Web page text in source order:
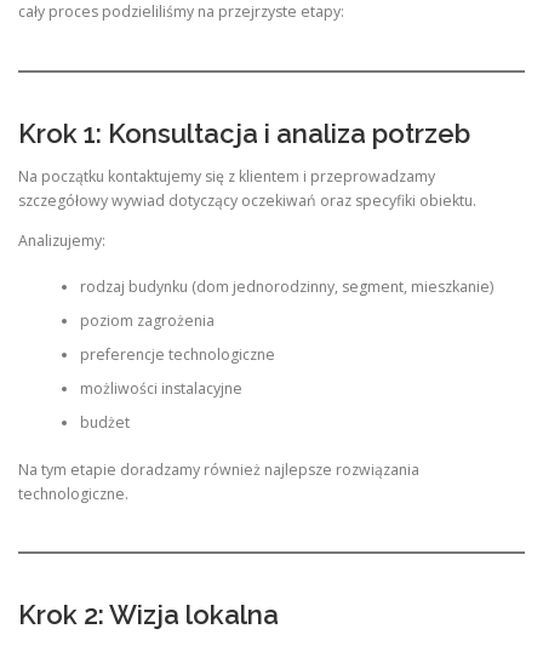
cały proces podzieliliśmy na przejrzyste etapy:
Krok 1: Konsultacja i analiza potrzeb
Na początku kontaktujemy się z klientem i przeprowadzamy
szczegółowy wywiad dotyczący oczekiwań oraz specyfiki obiektu.
Analizujemy:
rodzaj budynku (dom jednorodzinny, segment, mieszkanie)
poziom zagrożenia
preferencje technologiczne
możliwości instalacyjne
budżet
Na tym etapie doradzamy również najlepsze rozwiązania
technologiczne.
Krok 2: Wizja lokalna